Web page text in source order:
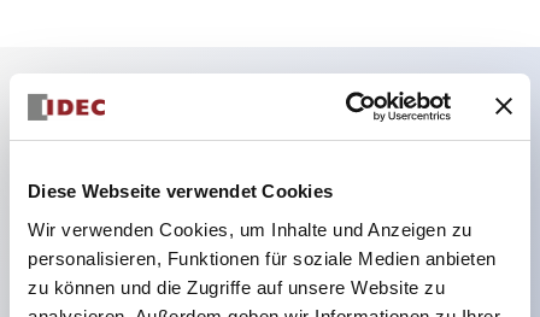
Diese Webseite verwendet Cookies
Wir verwenden Cookies, um Inhalte und Anzeigen zu
personalisieren, Funktionen für soziale Medien anbieten
zu können und die Zugriffe auf unsere Website zu
Hauptmerkmale
Mehrfachbefestigung möglich
Der schlüsselsichere Selektorschalter verwendet
eine hochsichere Stiftzuhaltungsstruktur
Schutzart IP65 (IEC60529)